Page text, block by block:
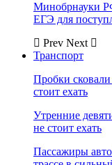
Минобрнауки
ЕГЭ для
Prev Next
Транспорт
Пробки сковали
стоит ехать
Утренние
не стоит ехать
Пассажиры